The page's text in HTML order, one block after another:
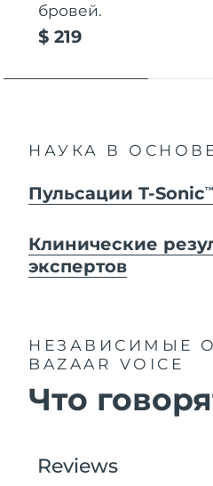
бровей.
$ 219
НАУКА В
Пульсации T-SonicTM
Клинические
экспертов
НЕЗАВИСИМЫЕ
BAZAAR VOICE
Что